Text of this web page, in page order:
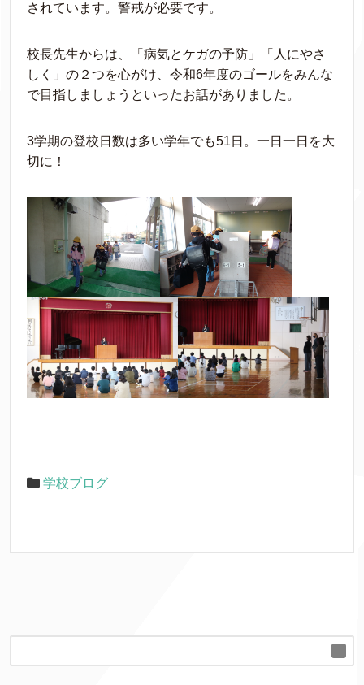
されています。警戒が必要です。
校長先生からは、「病気とケガの予防」「人にやさ
しく」の２つを心がけ、令和6年度のゴールをみんな
で目指しましょうといったお話がありました。
3学期の登校日数は多い学年でも51日。一日一日を大
切に！
学校ブログ